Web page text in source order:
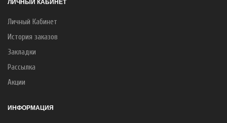
ЛИЧНЫЙ КАБИНЕТ
Личный Кабинет
История заказов
Закладки
Рассылка
Акции
ИНФОРМАЦИЯ